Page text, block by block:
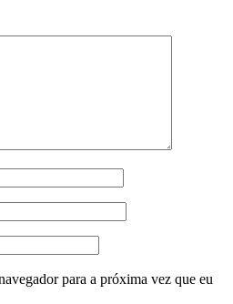
para a próxima vez que eu